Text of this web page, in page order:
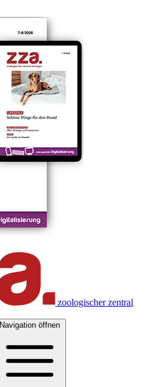
zoologischer zentral
Navigation öffnen